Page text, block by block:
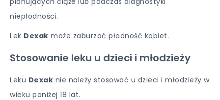
niepłodności.
Lek Dexak może zaburzać płodność kobiet.
Stosowanie leku u dzieci i młodzieży
Leku Dexak nie należy stosować u dzieci i młodzieży w
wieku poniżej 18 lat.